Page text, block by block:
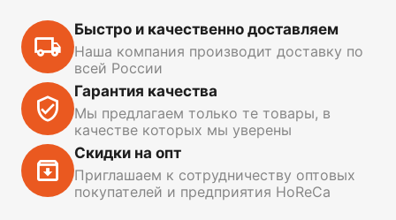
Быстро и качественно доставляем
Наша компания производит доставку по
всей России
Гарантия качества
Мы предлагаем только те товары, в
качестве которых мы уверены
Скидки на опт
Приглашаем к сотрудничеству оптовых
покупателей и предприятия HoReCa